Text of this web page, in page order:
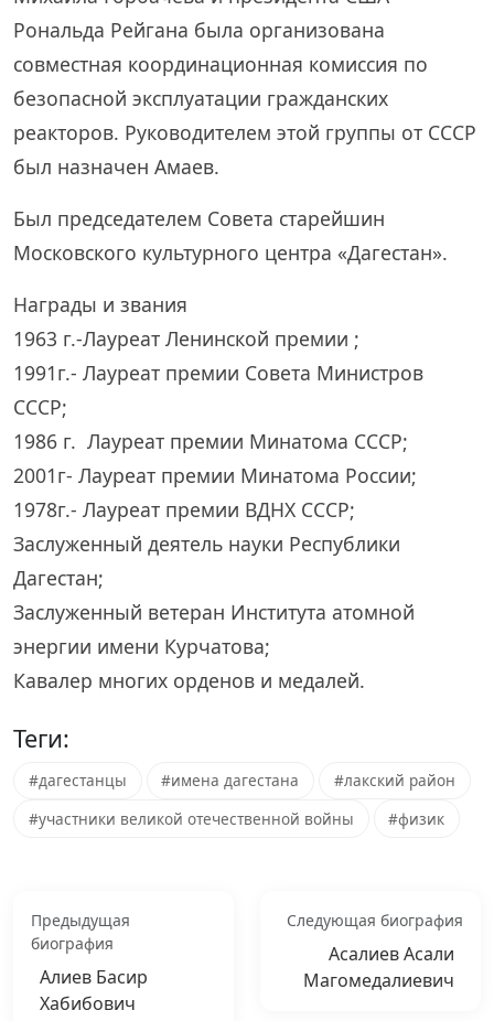
Рональда Рейгана была организована
совместная координационная комиссия по
безопасной эксплуатации гражданских
реакторов. Руководителем этой группы от СССР
был назначен Амаев.
Был председателем Совета старейшин
Московского культурного центра «Дагестан».
Награды и звания
1963 г.-Лауреат Ленинской премии ;
1991г.- Лауреат премии Совета Министров
СССР;
1986 г. Лауреат премии Минатома СССР;
2001г- Лауреат премии Минатома России;
1978г.- Лауреат премии ВДНХ СССР;
Заслуженный деятель науки Республики
Дагестан;
Заслуженный ветеран Института атомной
энергии имени Курчатова;
Кавалер многих орденов и медалей.
Теги:
#дагестанцы #имена дагестана
#лакский район
#участники великой отечественной войны
#физик
Предыдущая
биография
Алиев Басир
Хабибович
Следующая биография
Асалиев Асали
Магомедалиевич